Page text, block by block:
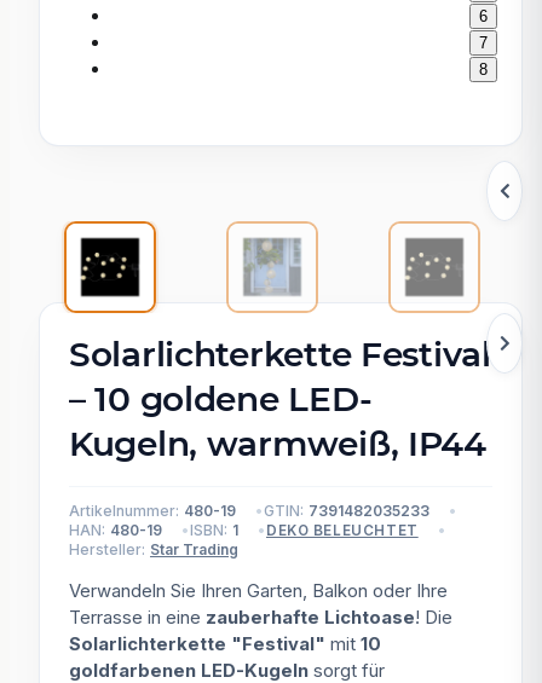
6
7
8
Solarlichterkette Festival
– 10 goldene LED-
Kugeln, warmweiß, IP44
Artikelnummer: 480-19 GTIN: 7391482035233
HAN: 480-19 ISBN: 1 DEKO BELEUCHTET
Hersteller: Star Trading
Verwandeln Sie Ihren Garten, Balkon oder Ihre
Terrasse in eine zauberhafte Lichtoase! Die
Solarlichterkette "Festival" mit 10
goldfarbenen LED-Kugeln sorgt für